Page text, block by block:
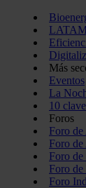
Más
Eventos
La
10
Foros
Foro
Foro
Foro
Foro de
Foro